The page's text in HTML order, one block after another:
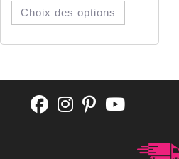
Choix des options